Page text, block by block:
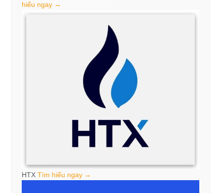
hiểu ngay →
HTX Tìm hiểu ngay →